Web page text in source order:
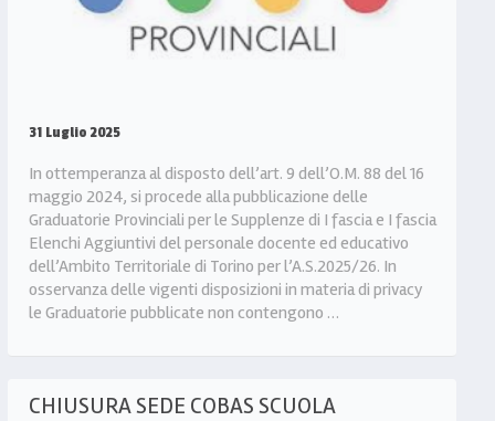
31 Luglio 2025
In ottemperanza al disposto dell’art. 9 dell’O.M. 88 del 16
maggio 2024, si procede alla pubblicazione delle
Graduatorie Provinciali per le Supplenze di I fascia e I fascia
Elenchi Aggiuntivi del personale docente ed educativo
dell’Ambito Territoriale di Torino per l’A.S.2025/26. In
osservanza delle vigenti disposizioni in materia di privacy
le Graduatorie pubblicate non contengono …
CHIUSURA SEDE COBAS SCUOLA